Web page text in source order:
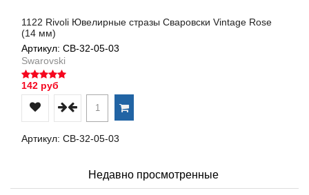
1122 Rivoli Ювелирные стразы Сваровски Vintage Rose
(14 мм)
Артикул: СВ-32-05-03
Swarovski
142 руб
Артикул: СВ-32-05-03
Недавно просмотренные